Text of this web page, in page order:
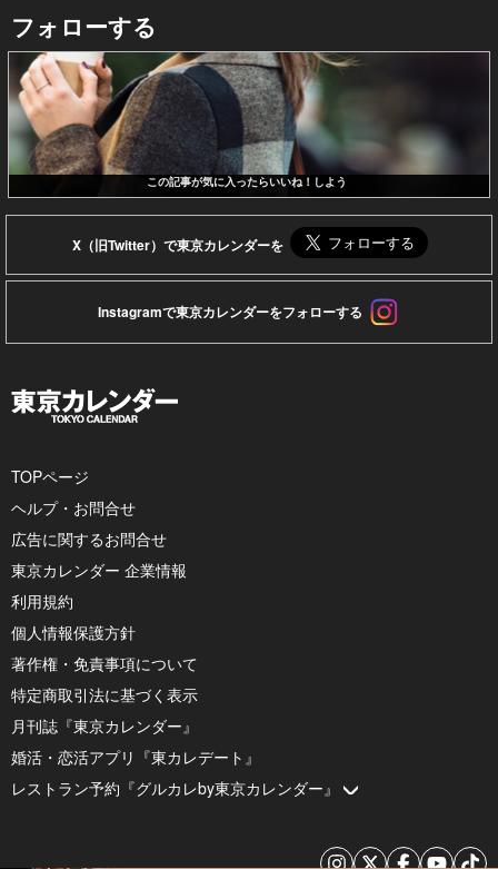
フォローする
この記事が気に入ったらいいね！しよう
X（旧Twitter）で東京カレンダーを
Instagramで東京カレンダーをフォローする
TOPページ
ヘルプ・お問合せ
広告に関するお問合せ
東京カレンダー 企業情報
利用規約
個人情報保護方針
著作権・免責事項について
特定商取引法に基づく表示
月刊誌『東京カレンダー』
婚活・恋活アプリ『東カレデート』
レストラン予約『グルカレby東京カレンダー』